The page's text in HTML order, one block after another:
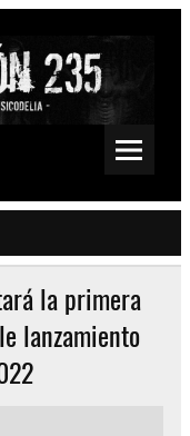
Fuzz, Space, Drone
la primera
lanzamiento